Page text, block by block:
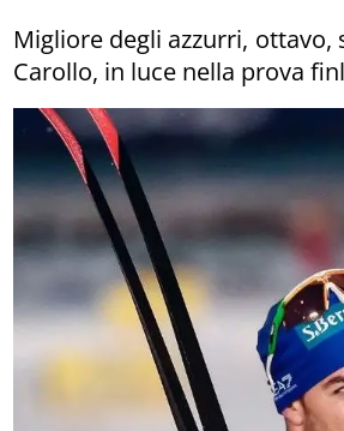
Migliore degli azzurri, ottavo,
Carollo, in luce nella prova